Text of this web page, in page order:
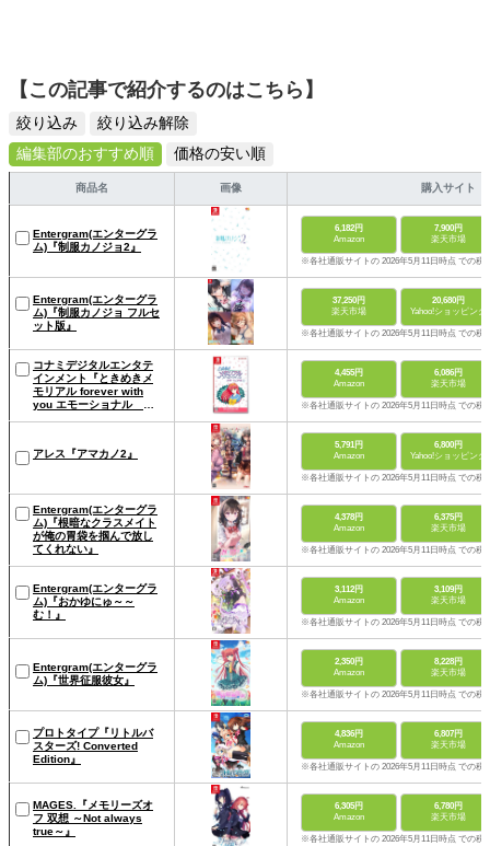
【この記事で紹介するのはこちら】
絞り込み
絞り込み解除
編集部のおすすめ順
価格の安い順
商品名 画像 購入サイト
Entergram(エンターグラ
ム)『制服カノジョ2』
6,182円
Amazon
7,900円
楽天市場
※各社通販サイトの 2026年5月11日時点 での税
Entergram(エンターグラ
ム)『制服カノジョ フルセ
ット版』
37,250円
楽天市場
20,680円
Yahoo!ショッピング
※各社通販サイトの 2026年5月11日時点 での税
コナミデジタルエンタテ
インメント『ときめきメ
モリアル forever with
you エモーショナル 通
4,455円
Amazon
6,086円
楽天市場
※各社通販サイトの 2026年5月11日時点 での税
アレス『アマカノ2』
5,791円
Amazon
6,800円
Yahoo!ショッピング
※各社通販サイトの 2026年5月11日時点 での税
Entergram(エンターグラ
ム)『根暗なクラスメイト
が俺の胃袋を掴んで放し
てくれない』
4,378円
Amazon
6,375円
楽天市場
※各社通販サイトの 2026年5月11日時点 での税
Entergram(エンターグラ
ム)『おかゆにゅ～～
む！』
3,112円
Amazon
3,109円
楽天市場
※各社通販サイトの 2026年5月11日時点 での税
Entergram(エンターグラ
ム)『世界征服彼女』
2,350円
Amazon
8,228円
楽天市場
※各社通販サイトの 2026年5月11日時点 での税
プロトタイプ『リトルバ
スターズ! Converted
Edition』
4,836円
Amazon
6,807円
楽天市場
※各社通販サイトの 2026年5月11日時点 での税
MAGES.『メモリーズオ
フ 双想 ～Not always
true～』
6,305円
Amazon
6,780円
楽天市場
※各社通販サイトの 2026年5月11日時点 での税